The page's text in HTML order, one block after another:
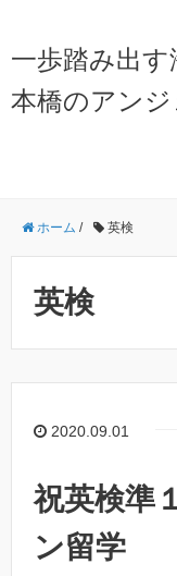
一歩踏み出す
本橋のアン
ホーム / 英検
英検
2020.09.01
祝英検準
ン留学